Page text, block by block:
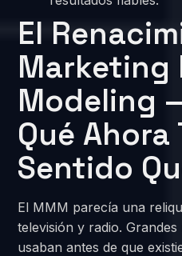
El
Marketing
Modeling
Qué Ahora
Sentido
El MMM parecía una
televisión y radio.
usaban antes de que